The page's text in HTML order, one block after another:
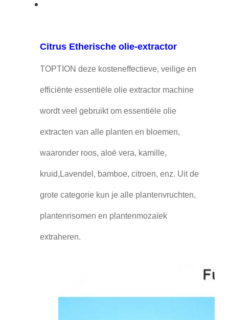
Citrus Etherische olie-extractor
TOPTION deze kosteneffectieve, veilige en
efficiënte essentiële olie extractor machine
wordt veel gebruikt om essentiële olie
extracten van alle planten en bloemen,
waaronder roos, aloë vera, kamille,
kruid,Lavendel, bamboe, citroen, enz. Uit de
grote categorie kun je alle plantenvruchten,
plantenrisomen en plantenmozaïek
extraheren.